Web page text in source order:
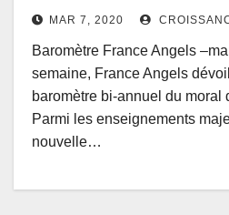
MAR 7, 2020
Baromètre France Angels
semaine, France Angels
baromètre bi-annuel du moral
Parmi les enseignements
nouvelle…